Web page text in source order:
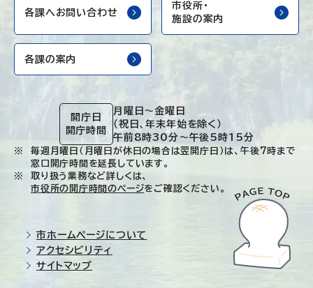
各課へお問い合わせ
市役所・
施設の案内
各課の案内
開庁日
開庁時間
月曜日～金曜日
（祝日、年末年始を除く）
午前8時30分～午後5時15分
毎週月曜日（月曜日が休日の場合は翌開庁日）は、午後7時まで
窓口開庁時間を延長しています。
取り扱う業務など詳しくは、
市役所の開庁時間のページをご確認ください。
市ホームページについて
アクセシビリティ
サイトマップ